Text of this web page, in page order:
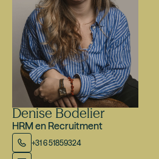
Denise Bodelier
HRM en Recruitment
+31 6 51859324